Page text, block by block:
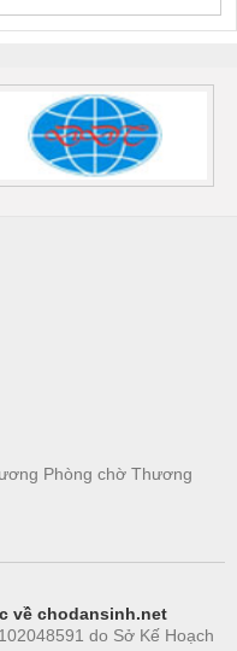
Phòng chờ Thương
về chodansinh.net
do Sở Kế Hoạch